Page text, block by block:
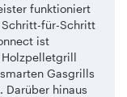
funktioniert
für-Schritt
ist
Gasgrills
Darüber hinaus